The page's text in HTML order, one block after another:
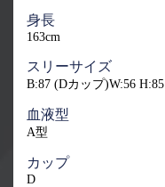
身長
163cm
スリーサイズ
B:87 (Dカップ)W:56 H:85
血液型
A型
カップ
D